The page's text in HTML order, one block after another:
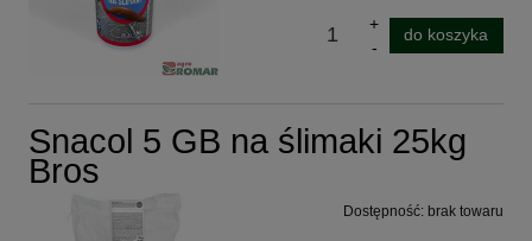
do koszyka
Snacol 5 GB na ślimaki 25kg
Bros
Dostępność: brak towaru